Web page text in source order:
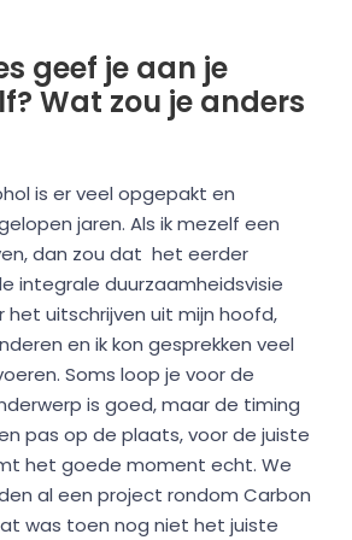
geef je aan je
Wat zou je anders
is er veel opgepakt en
jaren. Als ik mezelf een
dan zou dat het eerder
integrale duurzaamheidsvisie
het uitschrijven uit mijn hoofd,
en ik kon gesprekken veel
Soms loop je voor de
is goed, maar de timing
pas op de plaats, voor de juiste
het goede moment echt. We
al een project rondom Carbon
was toen nog niet het juiste